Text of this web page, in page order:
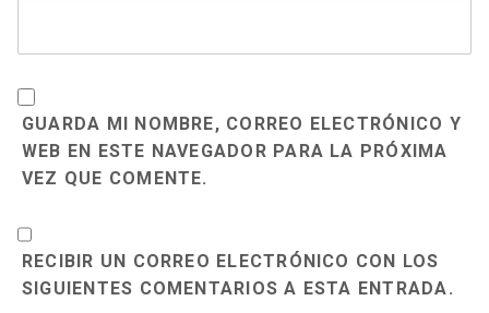
GUARDA MI NOMBRE, CORREO ELECTRÓNICO Y
WEB EN ESTE NAVEGADOR PARA LA PRÓXIMA
VEZ QUE COMENTE.
RECIBIR UN CORREO ELECTRÓNICO CON LOS
SIGUIENTES COMENTARIOS A ESTA ENTRADA.